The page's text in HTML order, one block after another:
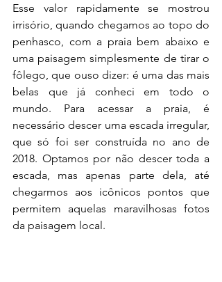
Esse valor rapidamente se mostrou
irrisório, quando chegamos ao topo do
penhasco, com a praia bem abaixo e
uma paisagem simplesmente de tirar o
fôlego, que ouso dizer: é uma das mais
belas que já conheci em todo o
mundo. Para acessar a praia, é
necessário descer uma escada irregular,
que só foi ser construída no ano de
2018. Optamos por não descer toda a
escada, mas apenas parte dela, até
chegarmos aos icônicos pontos que
permitem aquelas maravilhosas fotos
da paisagem local.